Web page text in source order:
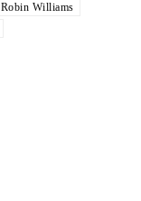
Robin Williams